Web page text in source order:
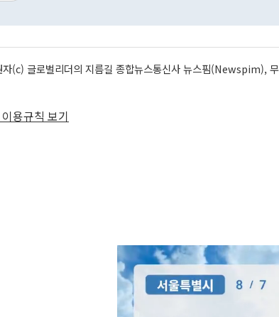
자(c) 글로벌리더의 지름길 종합뉴스통신사 뉴스핌(Newspim),
용규칙 보기